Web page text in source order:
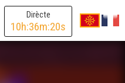
Dirècte
10h:36m:20s